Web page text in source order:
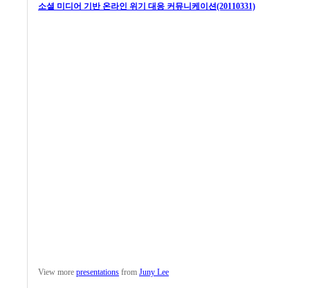
소셜 미디어 기반 온라인 위기 대응 커뮤니케이션(20110331)
View more presentations from Juny Lee